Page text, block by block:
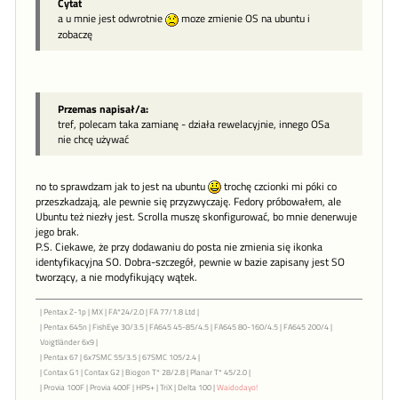
a u mnie jest odwrotnie
moze zmienie OS na ubuntu i
zobaczę
Przemas napisał/a:
tref, polecam taka zamianę - działa rewelacyjnie, innego OSa
nie chcę używać
no to sprawdzam jak to jest na ubuntu
trochę czcionki mi póki co
przeszkadzają, ale pewnie się przyzwyczaję. Fedory próbowałem, ale
Ubuntu też niezły jest. Scrolla muszę skonfigurować, bo mnie denerwuje
jego brak.
P.S. Ciekawe, że przy dodawaniu do posta nie zmienia się ikonka
identyfikacyjna SO. Dobra-szczegół, pewnie w bazie zapisany jest SO
tworzący, a nie modyfikujący wątek.
| Pentax Z-1p | MX | FA*24/2.0 | FA 77/1.8 Ltd |
| Pentax 645n | FishEye 30/3.5 | FA645 45-85/4.5 | FA645 80-160/4.5 | FA645 200/4 |
Voigtländer 6x9 |
| Pentax 67 | 6x7SMC 55/3.5 | 67SMC 105/2.4 |
| Contax G1 | Contax G2 | Biogon T* 28/2.8 | Planar T* 45/2.0 |
| Provia 100F | Provia 400F | HP5+ | TriX | Delta 100 |Waidodayo!